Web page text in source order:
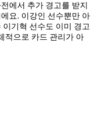
에서 추가 경고를 받지
요. 이강인 선수뿐만 아
기혁 선수도 이미 경고
적으로 카드 관리가 아